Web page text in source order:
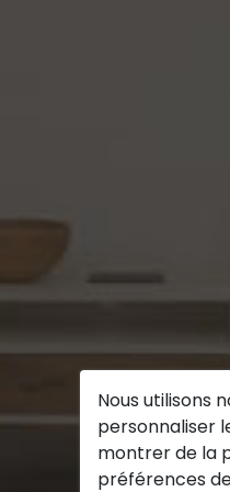
Nous utilisons
personnaliser
montrer de la
préférences